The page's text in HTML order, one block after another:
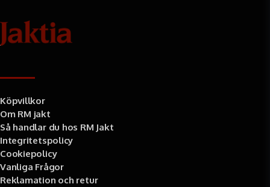
Köpvillkor
Om RM jakt
Så handlar du hos RM Jakt
Integritetspolicy
Cookiepolicy
Vanliga Frågor
Reklamation och retur